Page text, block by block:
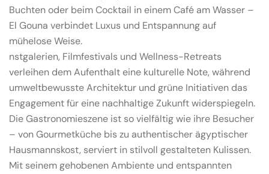
Buchten oder beim Cocktail in einem Café am Wasser –
El Gouna verbindet Luxus und Entspannung auf
mühelose Weise.
nstgalerien, Filmfestivals und Wellness-Retreats
verleihen dem Aufenthalt eine kulturelle Note, während
umweltbewusste Architektur und grüne Initiativen das
Engagement für eine nachhaltige Zukunft widerspiegeln.
Die Gastronomieszene ist so vielfältig wie ihre Besucher
– von Gourmetküche bis zu authentischer ägyptischer
Hausmannskost, serviert in stilvoll gestalteten Kulissen.
Mit seinem gehobenen Ambiente und entspannten